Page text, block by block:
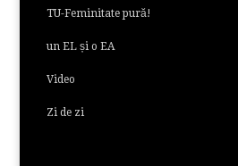
TU-Feminitate pură!
un EL și o EA
Video
Zi de zi